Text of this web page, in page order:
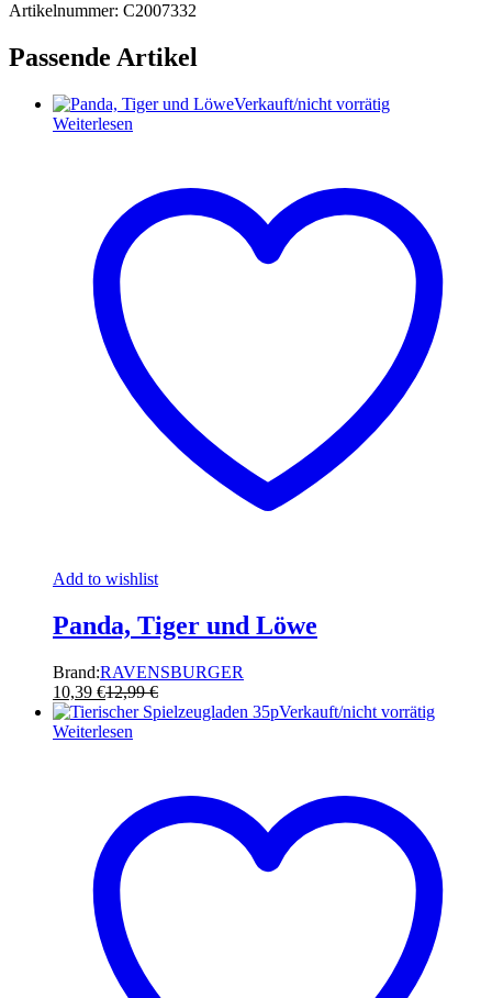
Artikelnummer: C2007332
Passende Artikel
Verkauft/nicht vorrätig
Weiterlesen
Add to wishlist
Panda, Tiger und Löwe
Brand:RAVENSBURGER
10,39 €12,99€
Verkauft/nicht vorrätig
Weiterlesen